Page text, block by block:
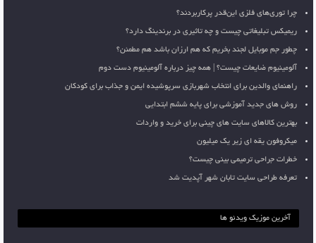
چرا توری‌های فلزی این‌قدر پرکاربردند؟
ریمیکس تبلیغاتی چیست و چه تاثیری در برندینگ دارد؟
چطور جم موبایل لجند بخریم که هم ارزان باشد هم مطمئن؟
آلومینیوم ضایعات چیست؟ | همه چیز درباره آلومینیوم دست دوم
راهنمای والدین برای انتخاب شهربازی سرپوشیده ایمن و جذاب برای کودکان
روش های جدید آموزشی برای پایه ششم ابتدایی
بهترین کالاهای سایت های چینی برای خرید و واردات
میکروفون یقه ای زیر یک میلیون
خطرات جراحی ترمیمی بینی چیست؟
تعرفه طراحی سایت تابان شهر آپدیت شد
آخرین موزیک ویدئو ها